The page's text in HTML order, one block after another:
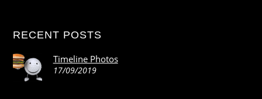
RECENT POSTS
Timeline Photos
17/09/2019